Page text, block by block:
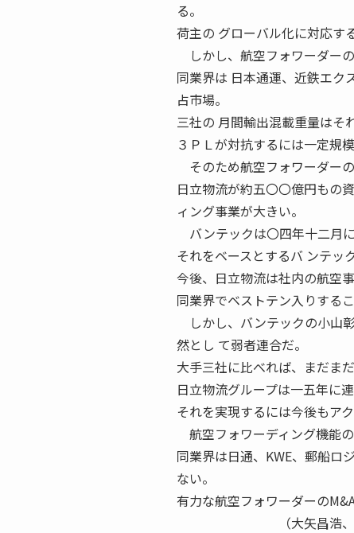
る。
荷主の グローバル化に対応す
しかし、航空フォワーダー
同業界は 日本通運、近鉄エク
占市場。
三社の 月間輸出混載重量はそ
３ＰＬが対抗するには一定規
そのため航空フォワーダー
日立物流が約五〇〇億円もの
ィング事業が大きい。
バンテックは〇四年十二月
それをベースとするバ ンテッ
今後、日立物流は社内の航空
同業界でベストテン入りするこ
しかし、バンテックの小山
然とし て弱者連合だ。
大手三社に比べれば、まだま
日立物流グループは一五年に
それを実現するには今後もア
航空フォワーディング機能
同業界は日通、KWE、郵船ロ
ない。
有力な航空フォワーダーの
（大矢昌浩、梶原幸絵